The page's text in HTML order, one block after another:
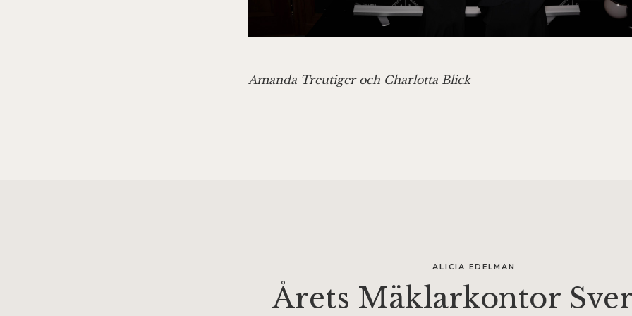
Amanda Treutiger och Charlotta Blick
ALICIA EDELMAN
Årets Mäklarkontor